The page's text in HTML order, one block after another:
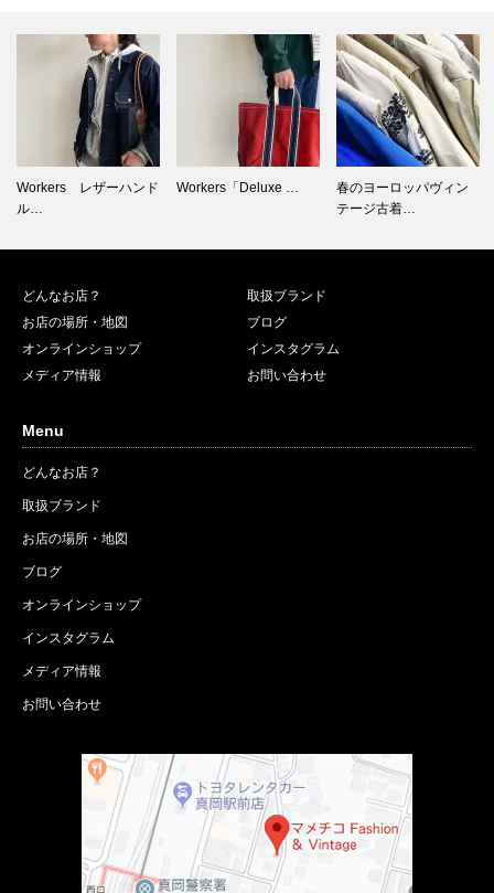
Workers「Deluxe …
春のヨーロッパヴィン
1960年代のFire-kin…
どんなお店？
取扱ブランド
お店の場所・地図
ブログ
オンラインショップ
インスタグラム
メディア情報
お問い合わせ
Menu
どんなお店？
取扱ブランド
お店の場所・地図
ブログ
オンラインショップ
インスタグラム
メディア情報
お問い合わせ